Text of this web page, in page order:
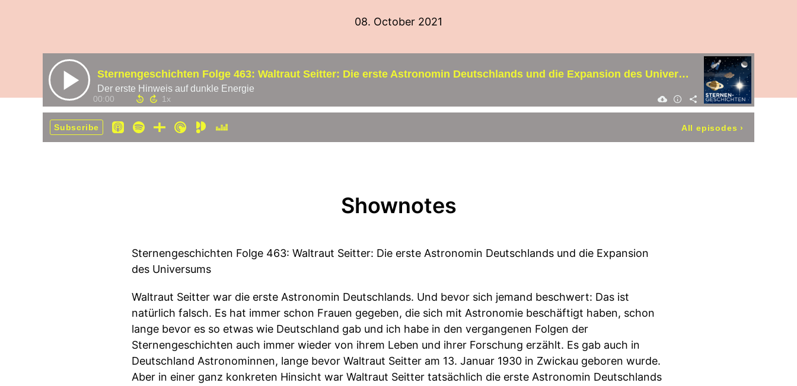
08. October 2021
Sternengeschichten Folge 463: Waltraut Seitter: Die erste Astronomin Deutschlands und die Expansion des Universums
Der erste Hinweis auf dunkle Energie
00:00
Subscribe All episodes ›
Shownotes
Sternengeschichten Folge 463: Waltraut Seitter: Die erste Astronomin Deutschlands und die Expansion
des Universums
Waltraut Seitter war die erste Astronomin Deutschlands. Und bevor sich jemand beschwert: Das ist
natürlich falsch. Es hat immer schon Frauen gegeben, die sich mit Astronomie beschäftigt haben, schon
lange bevor es so etwas wie Deutschland gab und ich habe in den vergangenen Folgen der
Sternengeschichten auch immer wieder von ihrem Leben und ihrer Forschung erzählt. Es gab auch in
Deutschland Astronominnen, lange bevor Waltraut Seitter am 13. Januar 1930 in Zwickau geboren wurde.
Aber in einer ganz konkreten Hinsicht war Waltraut Seitter tatsächlich die erste Astronomin Deutschlands